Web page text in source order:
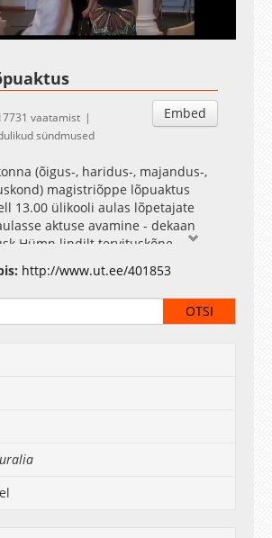
Loaded
92.82%
Esituskiirused
Auto
Embed
vaatamist
sündmused
(õigus-, haridus-, majandus-,
magistriõppe lõpuaktus
13.00 ülikooli aulas lõpetajate
aktuse avamine - dekaan
Hümn lindilt tervituskõne
TÜ rektor prof. Alar Karis
majandusteaduskonna
Haldma magistridiplomite
(diplomid annavad kätte dekaanid
Haridusteaduskond (70
kt. dots. Hasso Kukemelk
Hale Bopp Singers
(85 lõpetajat)- dekaan
kt. prof. Vello Andres Pettai
Liis Auväärt
http://www.ut.ee/401853